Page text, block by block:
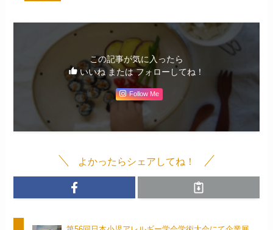
この記事が気に入ったら
いいね または フォローしてね！
Follow Me
よかったらシェアしてね！